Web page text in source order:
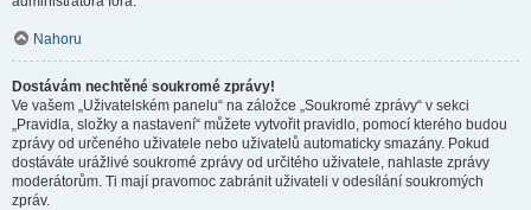
Nahoru
Dostávám nechtěné soukromé zprávy!
Ve vašem „Uživatelském panelu“ na záložce „Soukromé zprávy“ v sekci
„Pravidla, složky a nastavení“ můžete vytvořit pravidlo, pomocí kterého budou
zprávy od určeného uživatele nebo uživatelů automaticky smazány. Pokud
dostáváte urážlivé soukromé zprávy od určitého uživatele, nahlaste zprávy
moderátorům. Ti mají pravomoc zabránit uživateli v odesílání soukromých
zpráv.